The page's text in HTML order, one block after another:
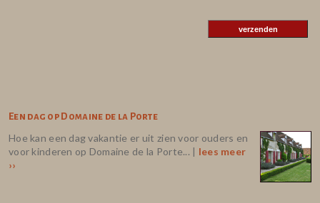
Een dag op Domaine de la Porte
Hoe kan een dag vakantie er uit zien voor ouders en
voor kinderen op Domaine de la Porte... | lees meer
››